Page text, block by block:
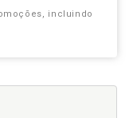
incluindo